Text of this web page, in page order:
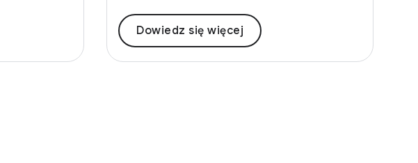
Dowiedz się więcej